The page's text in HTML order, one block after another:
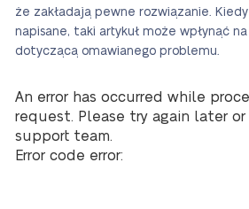
że zakładają pewne rozwiązanie.
napisane, taki artykuł może wpłynąć
dotyczącą omawianego problemu.
An error has occurred while
request. Please try again later
support team.
Error code error: